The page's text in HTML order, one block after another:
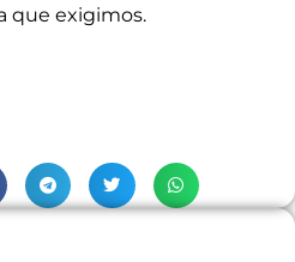
que exigimos.